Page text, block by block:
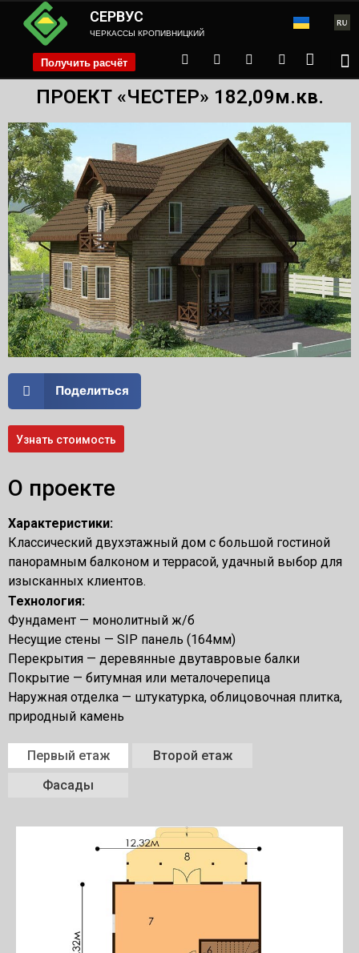
СЕРВУС
ЧЕРКАССЫ КРОПИВНИЦКИЙ
Получить расчёт phone
ПРОЕКТ «ЧЕСТЕР» 182,09м.кв.
Поделиться
Узнать стоимость
О проекте
Характеристики:
Классический двухэтажный дом с большой гостиной
панорамным балконом и террасой, удачный выбор для
изысканных клиентов.
Технология:
Фундамент — монолитный ж/б
Несущие стены — SIP панель (164мм)
Перекрытия — деревянные двутавровые балки
Покрытие — битумная или металочерепица
Наружная отделка — штукатурка, облицовочная плитка,
природный камень
Первый етаж
Второй етаж
Фасады